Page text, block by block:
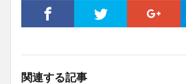
関連する記事